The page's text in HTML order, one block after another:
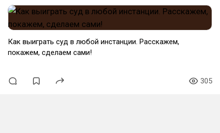
Как выиграть суд в любой инстанции. Расскажем,
покажем, сделаем сами!
305